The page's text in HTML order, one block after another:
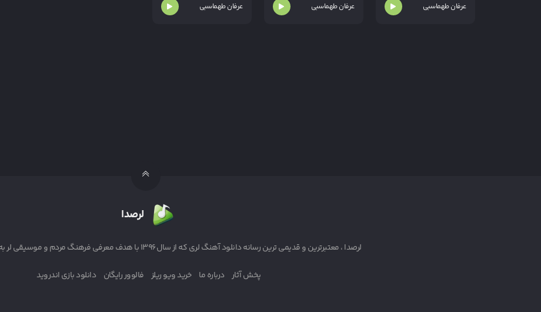
عرفان طهماسبی عرفان طهماسبی عرفان طهماسبی
لرصدا
لرصدا ، معتبرترین و قدیمی ترین رسانه دانلود آهنگ لری که از سال ۱۳۹۶ با هدف معرفی فرهنگ مردم و موسیقی لر به ایرانیان آغاز به کار کرد
پخش آثار درباره ما خرید ویو ریلز فالوور رایگان دانلود بازی اندروید